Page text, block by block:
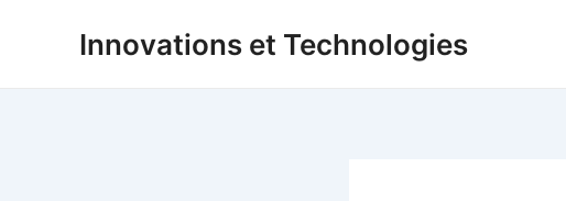
Innovations et Technologies